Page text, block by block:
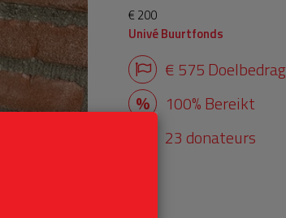
€ 200
Univé Buurtfonds
€ 575 Doelbedrag
100% Bereikt
23 donateurs